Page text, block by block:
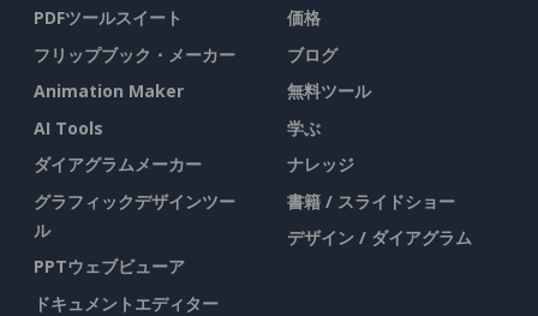
PDFツールスイート
フリップブック・メーカー
Animation Maker
AI Tools
ダイアグラムメーカー
グラフィックデザインツー
ル
PPTウェブビューア
ドキュメントエディター
価格
ブログ
無料ツール
学ぶ
ナレッジ
書籍 / スライドショー
デザイン / ダイアグラム